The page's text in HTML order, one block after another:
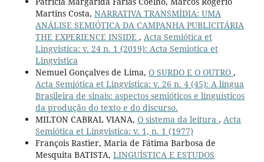
Martins Costa, NARRATIVA TRANSMÍDIA: UMA
ANÁLISE SEMIÓTICA DA CAMPANHA PUBLICITÁRIA
THE EXPERIENCE INSIDE , Acta Semiótica et
Lingvistica: v. 24 n. 1 (2019): Acta Semiotica et
Lingvistica
Nemuel Gonçalves de Lima, O SURDO E O OUTRO ,
Acta Semiótica et Lingvistica: v. 26 n. 4 (45): A língua
Brasileira de sinais: aspectos semióticos e linguísticos
da produção do texto e do discurso.
MILTON CABRAL VIANA, O sistema da leitura , Acta
Semiótica et Lingvistica: v. 1, n. 1 (1977)
François Rastier, Maria de Fátima Barbosa de
Mesquita BATISTA, LINGUÍSTICA E ESTUDOS